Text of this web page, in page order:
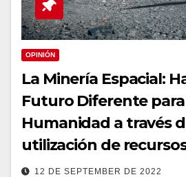
OPINIÓN
La Minería Espacial:
Futuro Diferente
Humanidad a través
utilización de
12 DE SEPTEMBER DE 2022